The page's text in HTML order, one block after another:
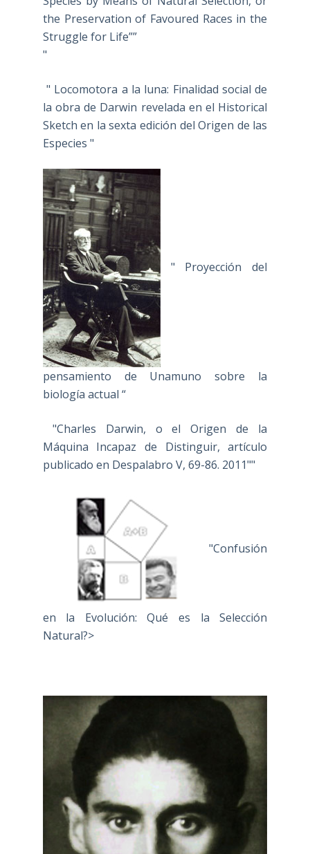
the Preservation of Favoured Races in the
Struggle for Life””
"
" Locomotora a la luna: Finalidad social de
la obra de Darwin revelada en el Historical
Sketch en la sexta edición del Origen de las
Especies "
" Proyección del
pensamiento de Unamuno sobre la
biología actual “
"Charles Darwin, o el Origen de la
Máquina Incapaz de Distinguir, artículo
publicado en Despalabro V, 69-86. 2011""
"Confusión
en la Evolución: Qué es la Selección
Natural?>